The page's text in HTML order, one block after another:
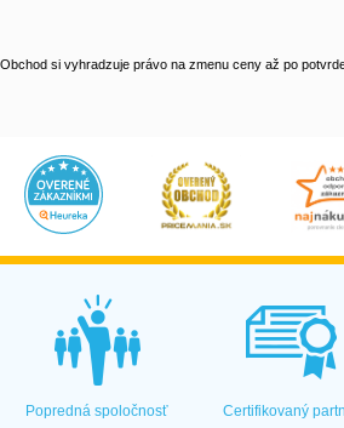
Obchod si vyhradzuje právo na zmenu ceny až po
Popredná spoločnosť Certifikovaný